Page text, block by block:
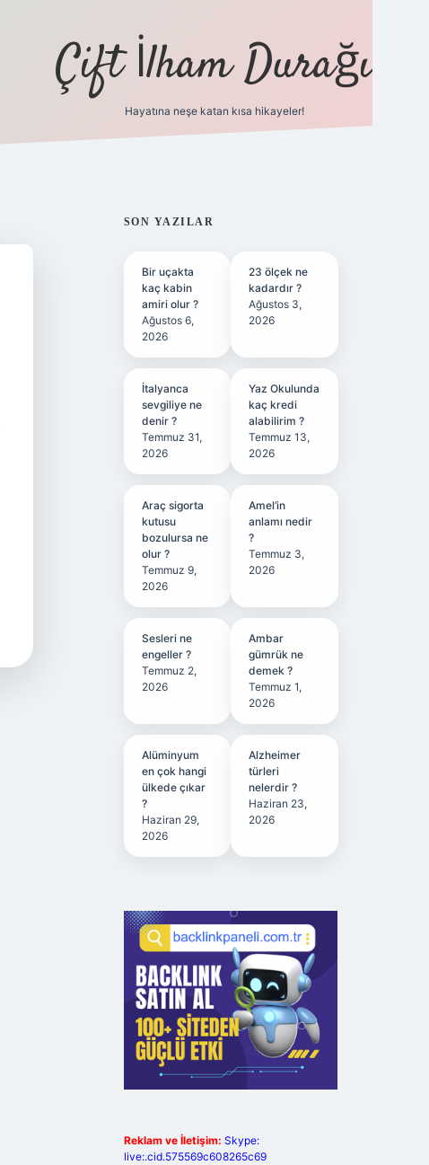
Çift İlham Durağı
Hayatına neşe katan kısa hikayeler!
SIDEBAR
SON YAZILAR
Bir uçakta
kaç kabin
amiri olur ?
Ağustos 6,
2026
23 ölçek ne
kadardır ?
Ağustos 3,
2026
İtalyanca
sevgiliye ne
denir ?
Temmuz 31,
2026
Yaz Okulunda
kaç kredi
alabilirim ?
Temmuz 13,
2026
Araç sigorta
kutusu
bozulursa ne
olur ?
Temmuz 9,
2026
Amel’in
anlamı nedir
?
Temmuz 3,
2026
Sesleri ne
engeller ?
Temmuz 2,
2026
Ambar
gümrük ne
demek ?
Temmuz 1,
2026
Alüminyum
en çok hangi
ülkede çıkar
?
Haziran 29,
2026
Alzheimer
türleri
nelerdir ?
Haziran 23,
2026
Reklam ve İletişim: Skype:
live:.cid.575569c608265c69